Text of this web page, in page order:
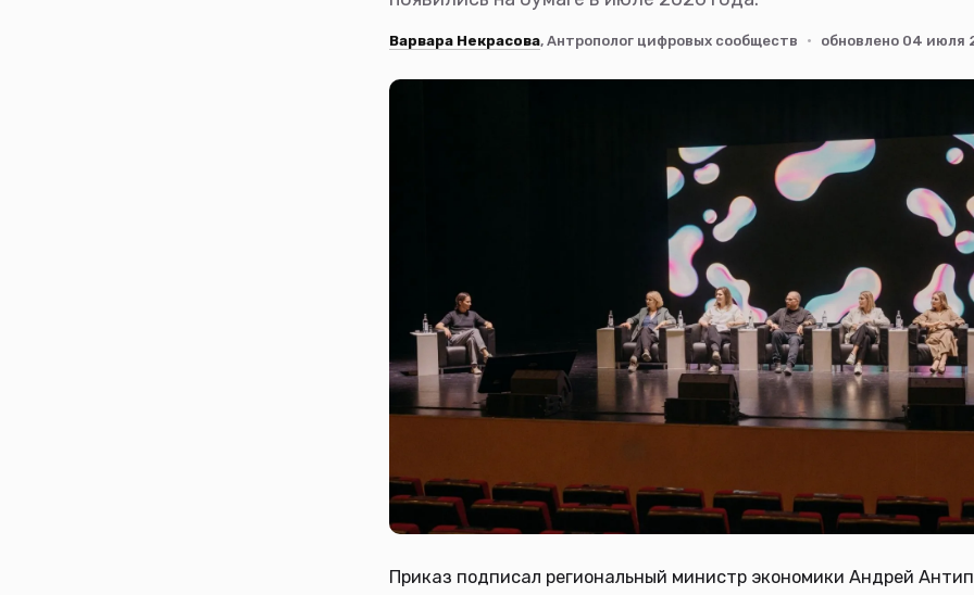
Варвара Некрасова, Антрополог цифровых сообществ · обновлено 04 июля
Приказ подписал региональный министр экономики Андрей